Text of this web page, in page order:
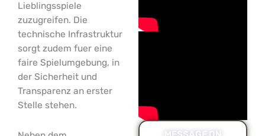
Lieblingsspiele
zuzugreifen. Die
technische Infrastruktur
sorgt zudem fuer eine
faire Spielumgebung, in
der Sicherheit und
Transparenz an erster
Stelle stehen.